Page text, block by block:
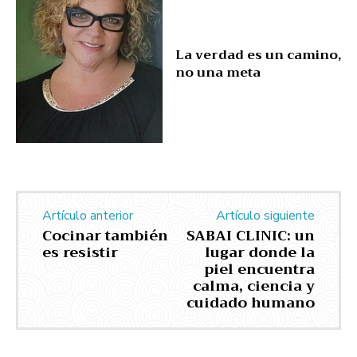
La verdad es un camino,
no una meta
Artículo anterior
Cocinar también
es resistir
Artículo siguiente
SABAI CLINIC: un
lugar donde la
piel encuentra
calma, ciencia y
cuidado humano